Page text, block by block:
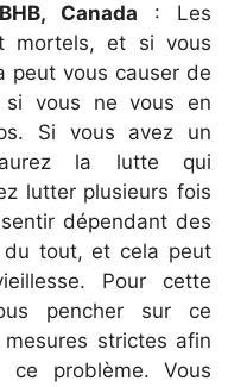
Canada : Les
mortels, et si vous
peut vous causer de
si vous ne vous en
Si vous avez un
la lutte qui
lutter plusieurs fois
dépendant des
du tout, et cela peut
Pour cette
pencher sur ce
strictes afin
problème. Vous